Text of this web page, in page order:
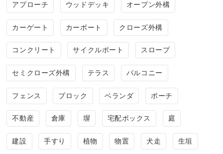
アプローチ ウッドデッキ オープン外構
カーゲート カーポート クローズ外構
コンクリート サイクルポート スロープ
セミクローズ外構 テラス バルコニー
フェンス ブロック ベランダ ポーチ
不動産 倉庫 塀 宅配ボックス 庭
建設 手すり 植物 物置 犬走 生垣